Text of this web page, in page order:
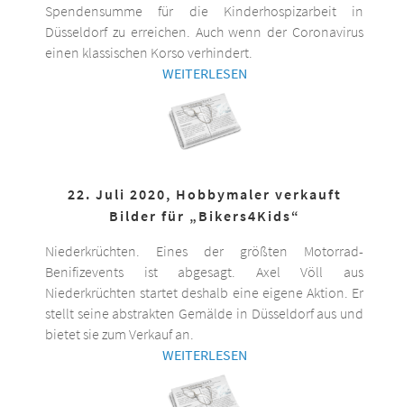
Spendensumme für die Kinderhospizarbeit in
Düsseldorf zu erreichen. Auch wenn der Coronavirus
einen klassischen Korso verhindert.
WEITERLESEN
22. Juli 2020, Hobbymaler verkauft
Bilder für „Bikers4Kids“
Niederkrüchten. Eines der größten Motorrad-
Benifizevents ist abgesagt. Axel Völl aus
Niederkrüchten startet deshalb eine eigene Aktion. Er
stellt seine abstrakten Gemälde in Düsseldorf aus und
bietet sie zum Verkauf an.
WEITERLESEN